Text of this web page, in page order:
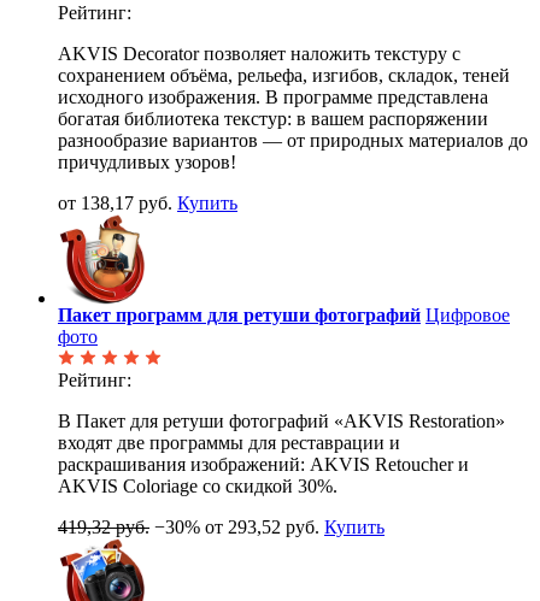
Рейтинг:
AKVIS Decorator позволяет наложить текстуру с
сохранением объёма, рельефа, изгибов, складок, теней
исходного изображения. В программе представлена
богатая библиотека текстур: в вашем распоряжении
разнообразие вариантов — от природных материалов до
причудливых узоров!
от 138,17 руб. Купить
Пакет программ для ретуши фотографий Цифровое
фото
Рейтинг:
В Пакет для ретуши фотографий «AKVIS Restoration»
входят две программы для реставрации и
раскрашивания изображений: AKVIS Retoucher и
AKVIS Coloriage со скидкой 30%.
419,32 руб. −30% от 293,52 руб. Купить